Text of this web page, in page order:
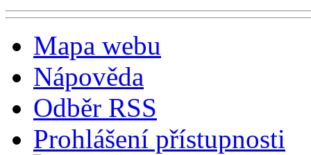
Mapa webu
Nápověda
Odběr RSS
Prohlášení přístupnosti